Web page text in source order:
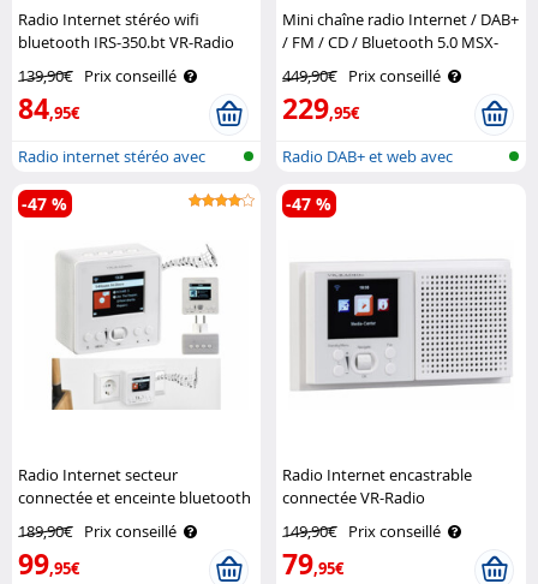
Radio Internet stéréo wifi
bluetooth IRS-350.bt VR-Radio
139,90€ Prix conseillé
84,95€
Radio internet stéréo avec
réseau s..
Mini chaîne radio Internet / DAB+
/ FM / CD / Bluetooth 5.0 MSX-
630.dab – noir VR-Radio
449,90€ Prix conseillé
229,95€
Radio DAB+ et web avec
lecteur CD, ..
Radio Internet secteur
connectée et enceinte bluetooth
189,90€ Prix conseillé
99,95€
-47 %
Radio Internet encastrable
connectée VR-Radio
149,90€ Prix conseillé
79,95€
-47 %